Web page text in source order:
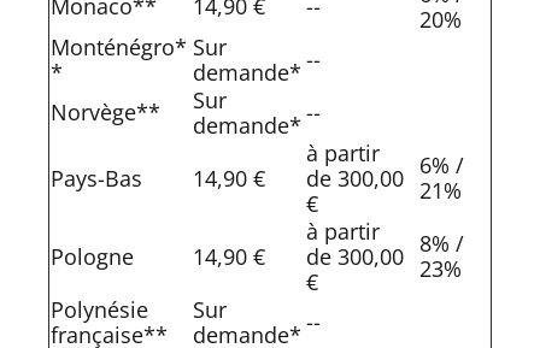
Monaco**
14,90 € --
20%
Monténégro*
*
Sur
demande* --
Norvège**
Sur
demande* --
Pays-Bas 14,90 €
à partir
de 300,00
€
6% /
21%
Pologne 14,90 €
à partir
de 300,00
€
8% /
23%
Polynésie
française**
Sur
demande* --